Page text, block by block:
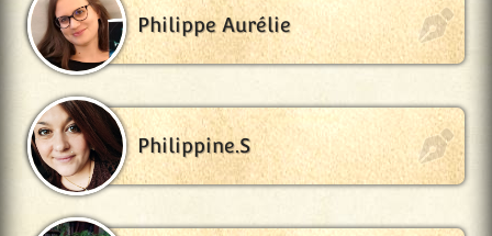
Philippe Aurélie
Philippine.S